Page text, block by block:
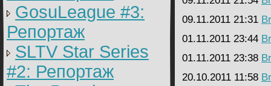
GosuLeague #3:
Репортаж
SLTV Star Series
#2: Репортаж
09.11.2011 21:31
01.11.2011 23:44
01.11.2011 23:38
20.10.2011 11:58